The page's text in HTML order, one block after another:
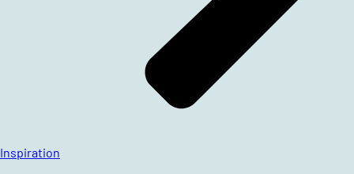
Inspiration